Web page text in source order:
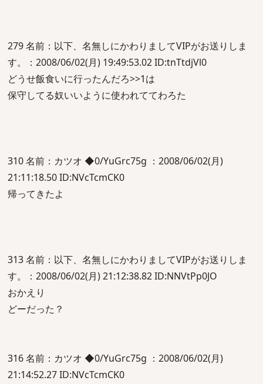
279 名前：以下、名無しにかわりましてVIPがお送りしま
す。：2008/06/02(月) 19:49:53.02 ID:tnTtdjVl0
どうせ飯食いに行ったんだろ>>1は
保守してる奴いいように使われててわろた
310 名前：カツオ ◆0/YuGrc75g ：2008/06/02(月)
21:11:18.50 ID:NVcTcmCK0
帰ってきたよ
313 名前：以下、名無しにかわりましてVIPがお送りしま
す。：2008/06/02(月) 21:12:38.82 ID:NNVtPp0JO
おかえり
どーだった？
316 名前：カツオ ◆0/YuGrc75g ：2008/06/02(月)
21:14:52.27 ID:NVcTcmCK0